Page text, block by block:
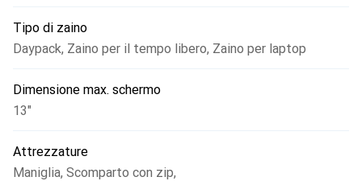
Tipo di zaino
Daypack, Zaino per il tempo libero, Zaino per laptop
Dimensione max. schermo
13"
Attrezzature
Maniglia, Scomparto con zip,